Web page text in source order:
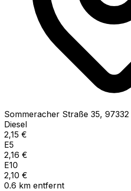
Sommeracher Straße 35, 97332
Diesel
2,15 €
E5
2,16 €
E10
2,10 €
0.6 km entfernt